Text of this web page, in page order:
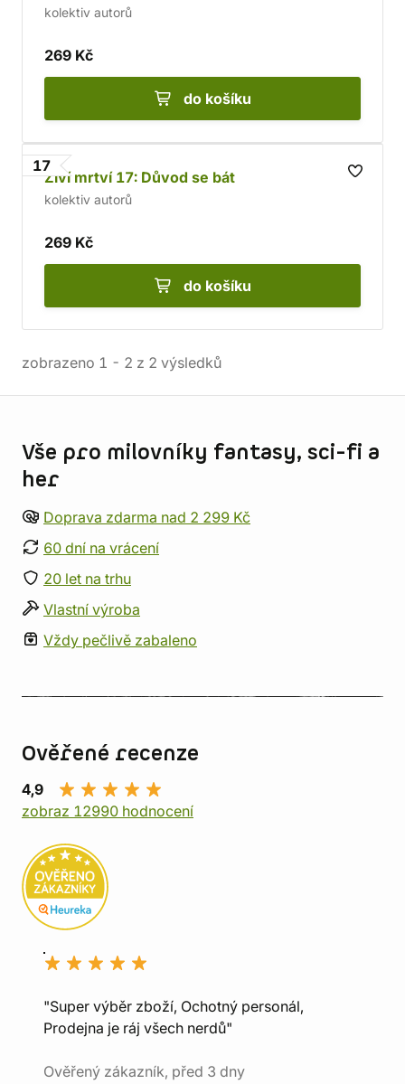
kolektiv autorů
269 Kč
do košíku
17
Živí mrtví 17: Důvod se bát
kolektiv autorů
269 Kč
do košíku
zobrazeno 1 - 2 z 2 výsledků
Vše pro milovníky fantasy, sci-fi a
her
Doprava zdarma nad 2 299 Kč
60 dní na vrácení
20 let na trhu
Vlastní výroba
Vždy pečlivě zabaleno
Ověřené recenze
4,9
zobraz 12990 hodnocení
"Super výběr zboží, Ochotný personál,
Prodejna je ráj všech nerdů"
Ověřený zákazník, před 3 dny